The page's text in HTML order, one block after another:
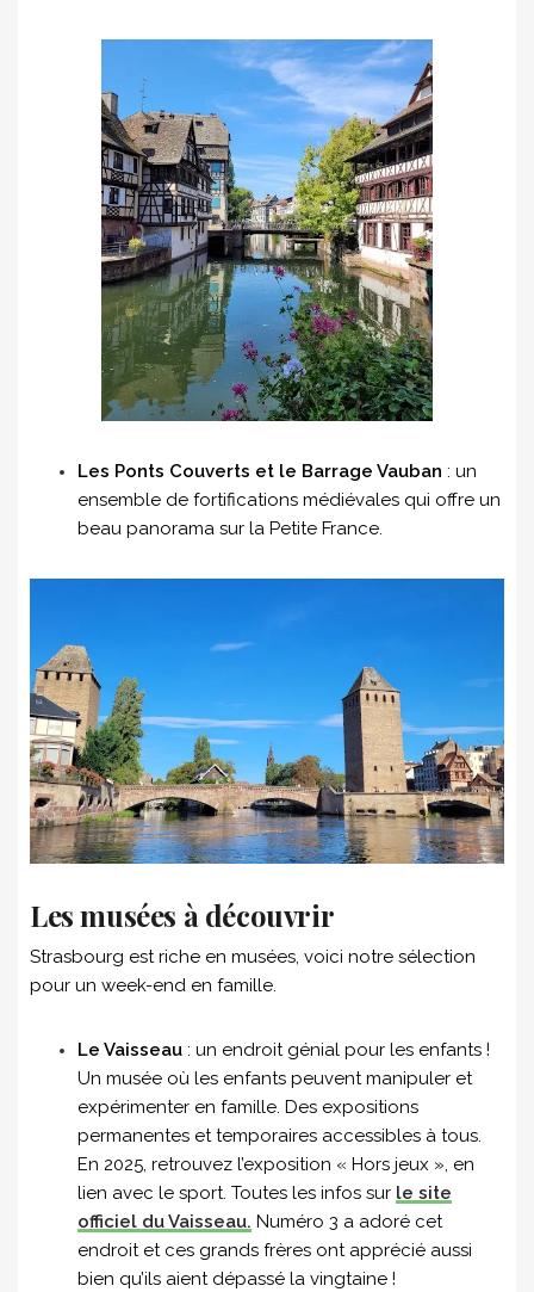
Les Ponts Couverts et le Barrage Vauban : un
ensemble de fortifications médiévales qui offre un
beau panorama sur la Petite France.
Les musées à découvrir
Strasbourg est riche en musées, voici notre sélection
pour un week-end en famille.
Le Vaisseau : un endroit génial pour les enfants !
Un musée où les enfants peuvent manipuler et
expérimenter en famille. Des expositions
permanentes et temporaires accessibles à tous.
En 2025, retrouvez l’exposition « Hors jeux », en
lien avec le sport. Toutes les infos sur le site
officiel du Vaisseau. Numéro 3 a adoré cet
endroit et ces grands frères ont apprécié aussi
bien qu’ils aient dépassé la vingtaine !